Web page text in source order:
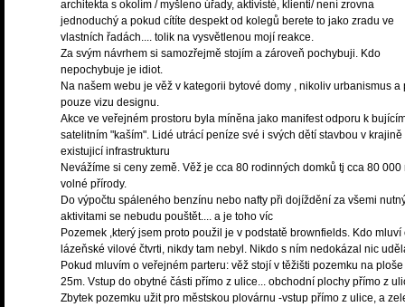
architekta s okolím / myšleno úřady, aktivisté, klienti/ není zrovna
jednoduchý a pokud cítíte despekt od kolegů berete to jako zradu ve
vlastních řadách.... tolik na vysvětlenou mojí reakce.
Za svým návrhem si samozřejmě stojím a zároveň pochybuji. Kdo
nepochybuje je idiot.
Na našem webu je věž v kategorii bytové domy , nikoliv urbanismus a
pouze vizu designu.
Akce ve veřejném prostoru byla míněna jako manifest odporu k
satelitním "kaším". Lidé utrácí peníze své i svých dětí stavbou v krajině
existujicí infrastrukturu
Nevážíme si ceny země. Věž je cca 80 rodinných domků tj cca 80 000
volné přírody.
Do výpočtu spáleného benzínu nebo nafty při dojíždění za všemi
aktivitami se nebudu pouštět.... a je toho víc
Pozemek ,který jsem proto použil je v podstatě brownfields. Kdo mluví
lázeňské vilové čtvrti, nikdy tam nebyl. Nikdo s ním nedokázal nic
Pokud mluvím o veřejném parteru: věž stojí v těžišti pozemku na
25m. Vstup do obytné části přímo z ulice... obchodní plochy přímo z
Zbytek pozemku užit pro městskou plovárnu -vstup přímo z ulice, a